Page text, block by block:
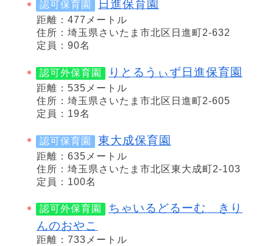
認可保育園 日進保育園
距離：477メートル
住所：埼玉県さいたま市北区日進町2-632
定員：90名
認可外保育園 りとるうぃず日進保育園
距離：535メートル
住所：埼玉県さいたま市北区日進町2-605
定員：19名
認可保育園 東大成保育園
距離：635メートル
住所：埼玉県さいたま市北区東大成町2-103
定員：100名
認可外保育園
ちゃいるどるーむ きり
んのおやこ
距離：733メートル